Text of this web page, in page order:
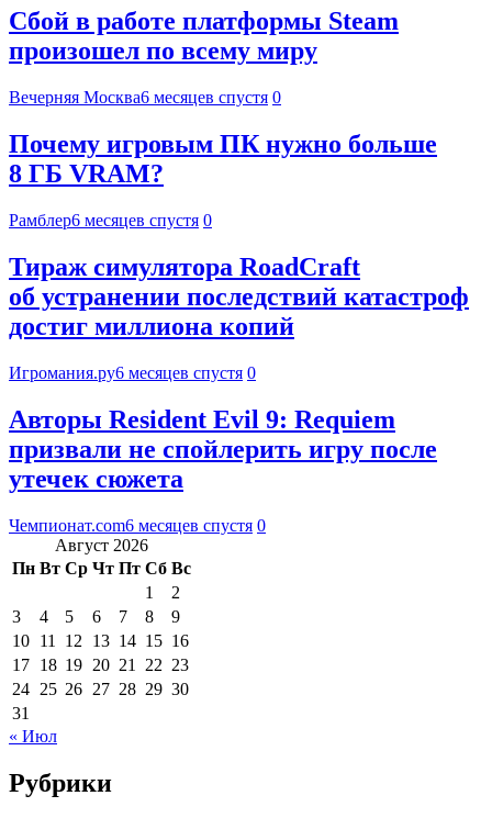
Сбой в работе платформы Steam
произошел по всему миру
Вечерняя Москва6 месяцев спустя 0
Почему игровым ПК нужно больше
8 ГБ VRAM?
Рамблер6 месяцев спустя 0
Тираж симулятора RoadCraft
об устранении последствий катастроф
достиг миллиона копий
Игромания.ру6 месяцев спустя 0
Авторы Resident Evil 9: Requiem
призвали не спойлерить игру после
утечек сюжета
Чемпионат.com6 месяцев спустя 0
Август 2026
Пн Вт Ср Чт Пт Сб Вс
1
2
3
4 5 6 7 8
9
10 11 12 13 14 15 16
17 18 19 20 21 22 23
24 25 26 27 28 29 30
31
« Июл
Рубрики